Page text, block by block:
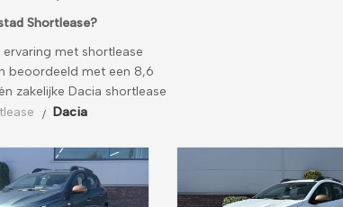
Shortlease?
ervaring met shortlease
beoordeeld met een 8,6
zakelijke Dacia shortlease
Dacia